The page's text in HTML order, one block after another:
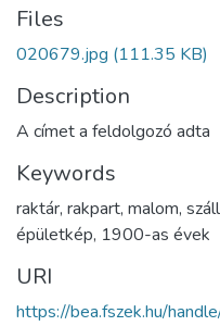
Files
020679.jpg (111.35 KB)
Description
A címet a feldolgozó adta
Keywords
raktár, rakpart, malom,
épületkép, 1900-as évek
URI
https://bea.fszek.hu/